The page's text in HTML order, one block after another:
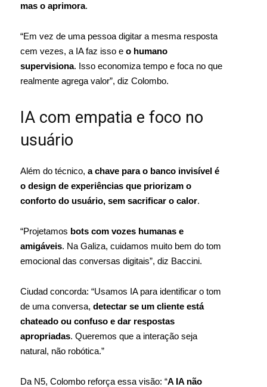
mas o aprimora.
“Em vez de uma pessoa digitar a mesma resposta
cem vezes, a IA faz isso e o humano
supervisiona. Isso economiza tempo e foca no que
realmente agrega valor”, diz Colombo.
IA com empatia e foco no
usuário
Além do técnico, a chave para o banco invisível é
o design de experiências que priorizam o
conforto do usuário, sem sacrificar o calor.
“Projetamos bots com vozes humanas e
amigáveis. Na Galiza, cuidamos muito bem do tom
emocional das conversas digitais”, diz Baccini.
Ciudad concorda: “Usamos IA para identificar o tom
de uma conversa, detectar se um cliente está
chateado ou confuso e dar respostas
apropriadas. Queremos que a interação seja
natural, não robótica.”
Da N5, Colombo reforça essa visão: “A IA não